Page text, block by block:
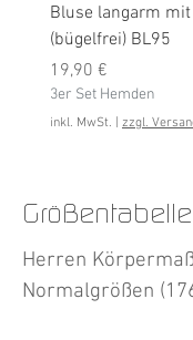
Bluse langarm
(bügelfrei) BL95
Preis
19,90 €
3er Set Hemden
inkl. MwSt. zzgl.
Herren
Normalgrößen